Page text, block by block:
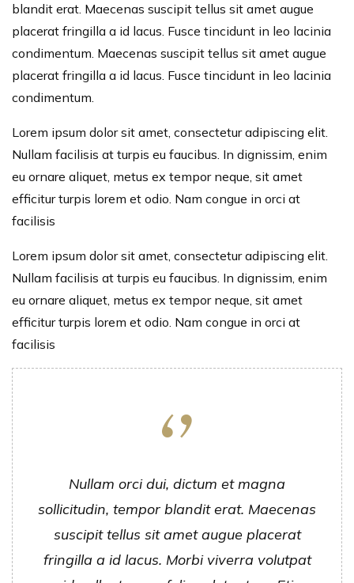
blandit erat. Maecenas suscipit tellus sit amet augue
placerat fringilla a id lacus. Fusce tincidunt in leo lacinia
condimentum. Maecenas suscipit tellus sit amet augue
placerat fringilla a id lacus. Fusce tincidunt in leo lacinia
condimentum.
Lorem ipsum dolor sit amet, consectetur adipiscing elit.
Nullam facilisis at turpis eu faucibus. In dignissim, enim
eu ornare aliquet, metus ex tempor neque, sit amet
efficitur turpis lorem et odio. Nam congue in orci at
facilisis
Lorem ipsum dolor sit amet, consectetur adipiscing elit.
Nullam facilisis at turpis eu faucibus. In dignissim, enim
eu ornare aliquet, metus ex tempor neque, sit amet
efficitur turpis lorem et odio. Nam congue in orci at
facilisis
Nullam orci dui, dictum et magna
sollicitudin, tempor blandit erat. Maecenas
suscipit tellus sit amet augue placerat
fringilla a id lacus. Morbi viverra volutpat